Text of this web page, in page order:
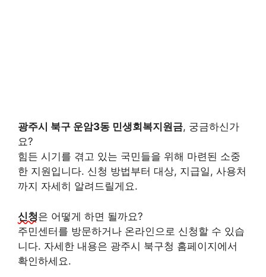
광주시 북구 운암3동 민생회복지원금, 궁금하신가
요?
힘든 시기를 겪고 있는 국민들을 위해 마련된 소중
한 지원입니다. 신청 방법부터 대상, 지급일, 사용처
까지 자세히 알려드릴게요.
신청은 어떻게 하면 될까요?
주민센터를 방문하거나 온라인으로 신청할 수 있습
니다. 자세한 내용은 광주시 북구청 홈페이지에서
확인하세요.